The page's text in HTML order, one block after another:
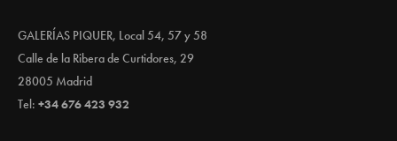
GALERÍAS PIQUER, Local 54, 57 y 58
Calle de la Ribera de Curtidores, 29
28005 Madrid
Tel: +34 676 423 932